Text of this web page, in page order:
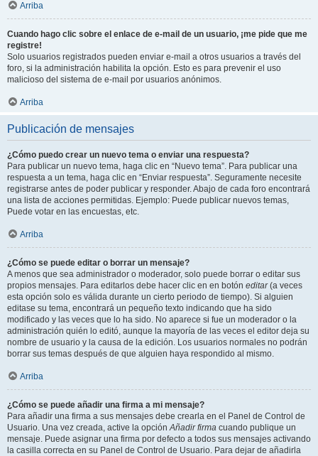
Arriba
Cuando hago clic sobre el enlace de e-mail de un usuario, ¡me pide que me
registre!
Solo usuarios registrados pueden enviar e-mail a otros usuarios a través del
foro, si la administración habilita la opción. Esto es para prevenir el uso
malicioso del sistema de e-mail por usuarios anónimos.
Arriba
Publicación de mensajes
¿Cómo puedo crear un nuevo tema o enviar una respuesta?
Para publicar un nuevo tema, haga clic en “Nuevo tema”. Para publicar una
respuesta a un tema, haga clic en “Enviar respuesta”. Seguramente necesite
registrarse antes de poder publicar y responder. Abajo de cada foro encontrará
una lista de acciones permitidas. Ejemplo: Puede publicar nuevos temas,
Puede votar en las encuestas, etc.
Arriba
¿Cómo se puede editar o borrar un mensaje?
A menos que sea administrador o moderador, solo puede borrar o editar sus
propios mensajes. Para editarlos debe hacer clic en en botón editar(a veces
esta opción solo es válida durante un cierto periodo de tiempo). Si alguien
editase su tema, encontrará un pequeño texto indicando que ha sido
modificado y las veces que lo ha sido. No aparece si fue un moderador o la
administración quién lo editó, aunque la mayoría de las veces el editor deja su
nombre de usuario y la causa de la edición. Los usuarios normales no podrán
borrar sus temas después de que alguien haya respondido al mismo.
Arriba
¿Cómo se puede añadir una firma a mi mensaje?
Para añadir una firma a sus mensajes debe crearla en el Panel de Control de
Usuario. Una vez creada, active la opciónAñadir firma cuando publique un
mensaje. Puede asignar una firma por defecto a todos sus mensajes activando
la casilla correcta en su Panel de Control de Usuario. Para dejar de añadirla